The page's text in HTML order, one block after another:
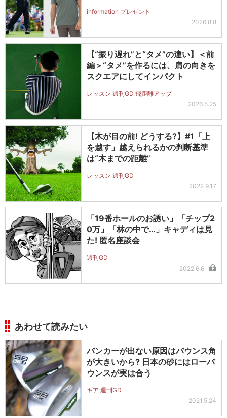
information プレゼント
2026.8.8
【“振り遅れ”と“タメ”の違い】＜前
編＞“タメ”を作るには、肩の向きを
スクエアにしてインパクト
レッスン 週刊GD 飛距離アップ
2026.5.25
【木が目の前! どうする?】#1「上
を越す」越えられるかの判断基準
は“木までの距離”
レッスン 週刊GD
2022.9.17
「19番ホールのお誘い」「チップ2
0万」「林の中で…」キャディは見
た! 匿名座談会
週刊GD
2022.6.6
あわせて読みたい
バンカーが出ない原因はバウンス角
が大きいから? 日本の砂にはローバ
ウンスが実は合う
ギア 週刊GD
2021.5.24